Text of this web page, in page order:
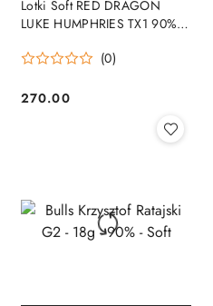
Lotki Soft RED DRAGON
LUKE HUMPHRIES TX1 90%
(0)
Cena:
270.00